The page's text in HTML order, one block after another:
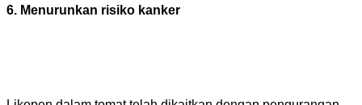
6. Menurunkan risiko kanker